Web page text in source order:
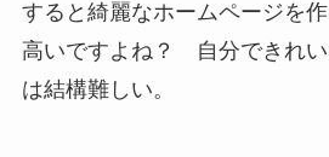
すると綺麗なホームページを作
高いですよね？ 自分できれ
は結構難しい。